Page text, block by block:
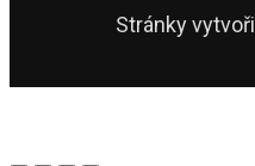
Stránky vytvořil